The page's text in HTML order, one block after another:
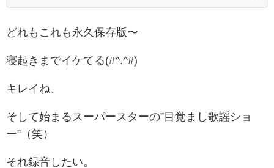
どれもこれも永久保存版〜
寝起きまでイケてる(#^.^#)
キレイね、
そして始まるスーパースターの”目覚まし歌謡ショ
ー”（笑）
それ録音したい。